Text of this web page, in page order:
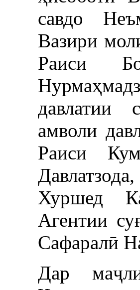
савдо
Вазири
Раиси
давлатии
амволи
Раиси
Хуршед
Агентии
Сафаралӣ
Дар